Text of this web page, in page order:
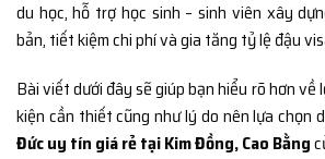
du học, hỗ trợ học sinh – sinh viên xây
bản, tiết kiệm chi phí và gia tăng tỷ lệ đậu
Bài viết dưới đây sẽ giúp bạn hiểu rõ hơn về
kiện cần thiết cũng như lý do nên lựa chọn
Đức uy tín giá rẻ tại Kim Đồng, Cao Bằng